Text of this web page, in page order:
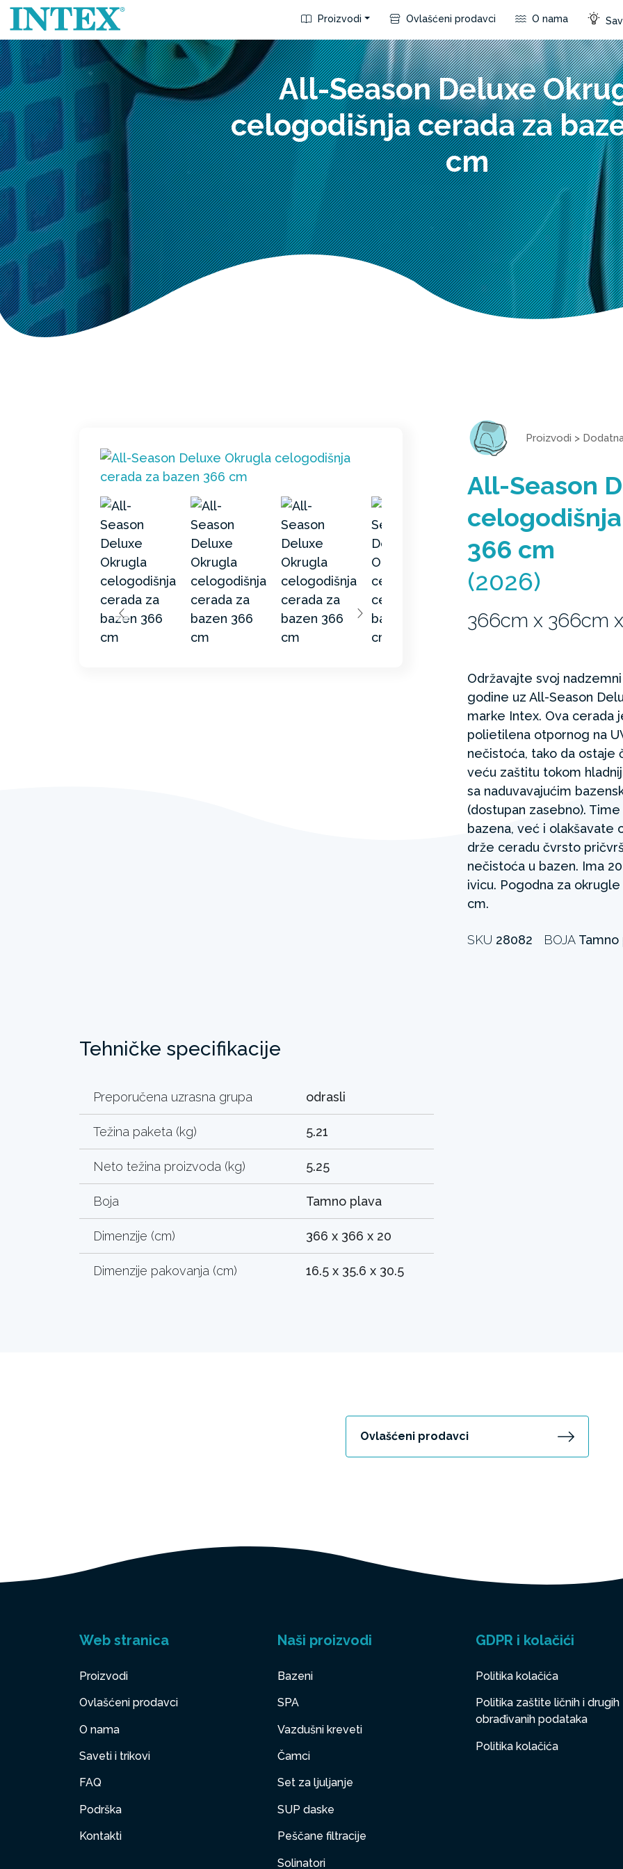
Proizvodi Ovlašćeni prodavci O nama
All-Season Deluxe
celogodišnja cerada za
cm
Proizvodi >
All-Season
366 cm
(2026)
366cm x 366cm
Održavajte svoj
godine uz All-Season
marke Intex. Ova cerada
polietilena otpornog na
nečistoća, tako da ostaje
veću zaštitu tokom
sa naduvavajućim
(dostupan zasebno).
bazena, već i olakšavate
drže ceradu čvrsto
nečistoća u bazen. Ima
ivicu. Pogodna za
cm.
SKU 28082 BOJA Tamno
Tehničke specifikacije
Preporučena uzrasna grupa odrasli
Težina paketa (kg) 5.21
Neto težina proizvoda (kg) 5.25
Boja Tamno plava
Dimenzije (cm) 366 x 366 x 20
Dimenzije pakovanja (cm) 16.5 x 35.6 x 30.5
Ovlašćeni prodavci
Web stranica
Proizvodi
Ovlašćeni prodavci
O nama
Saveti i trikovi
FAQ
Podrška
Kontakti
Naši proizvodi
Bazeni
SPA
Vazdušni kreveti
Čamci
Set za ljuljanje
SUP daske
Peščane filtracije
Solinatori
GDPR i kolačići
Politika kolačića
Politika zaštite ličnih i drugih
obrađivanih podataka
Politika kolačića